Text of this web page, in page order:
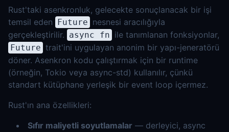
Rust'taki asenkronluk, gelecekte sonuçlanacak bir işi
temsil eden Future nesnesi aracılığıyla
gerçekleştirilir. async fn ile tanımlanan fonksiyonlar,
Future trait'ini uygulayan anonim bir yapı-jeneratörü
döner. Asenkron kodu çalıştırmak için bir runtime
(örneğin, Tokio veya async-std) kullanılır, çünkü
standart kütüphane yerleşik bir event loop içermez.
Rust'ın ana özellikleri:
Sıfır maliyetli soyutlamalar — derleyici, async